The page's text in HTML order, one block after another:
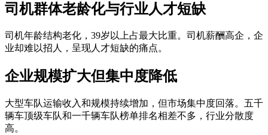
司机群体老龄化与行业人才短缺
司机年龄结构老化，39岁以上占最大比重。司机薪酬高企，企
业却难以招人，呈现人才短缺的痛点。
企业规模扩大但集中度降低
大型车队运输收入和规模持续增加，但市场集中度回落。五千
辆车顶级车队和一千辆车队榜单排名相差不多，行业分散度
高。